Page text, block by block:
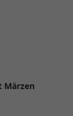
Märzen